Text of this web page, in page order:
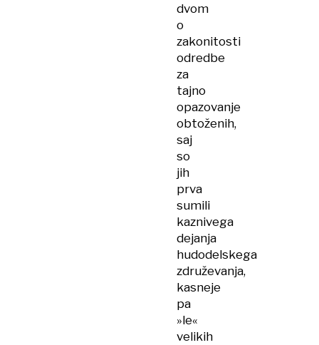
dvom
o
zakonitosti
odredbe
za
tajno
opazovanje
obtoženih,
saj
so
jih
prva
sumili
kaznivega
dejanja
hudodelskega
združevanja,
kasneje
pa
»le«
velikih